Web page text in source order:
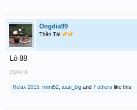
Ongdia99
Thần Tài
Lô 88
23/4/18
Relax 2015 mimi52 tuan_big and 7 others like this.